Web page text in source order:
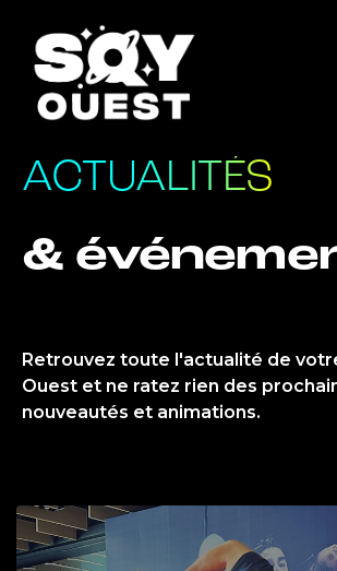
ACTUALITÉS
&
Retrouvez toute l'actualité de
Ouest et ne ratez rien des
nouveautés et animations.​